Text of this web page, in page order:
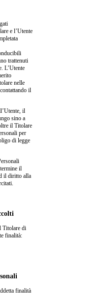
e l’Utente
trattenuti
L’Utente
nelle
il
il
sino a
il Titolare
per
di legge
il
il diritto alla
Titolare di
finalità:
finalità